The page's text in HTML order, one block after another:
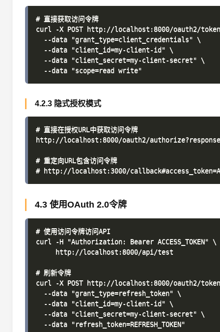
# 直接获取访问令牌
curl -X POST http://localhost:8000/oauth2/
  --data "grant_type=client_credentials" \
  --data "client_id=my-client-id" \
  --data "client_secret=my-client-secret" \
4.2.3 隐式授权模式
# 直接在授权URL中获取访问令牌
http://localhost:8000/oauth2/
# 重定向URL包含访问令牌
4.3 使用OAuth 2.0令牌
# 使用访问令牌访问API
curl -H "Authorization: Bearer ACCESS_TOKEN" \
     http://localhost:8000/api/test
# 刷新令牌
curl -X POST http://localhost:8000/oauth2/
  --data "grant_type=refresh_token" \
  --data "client_id=my-client-id" \
  --data "client_secret=my-client-secret" \